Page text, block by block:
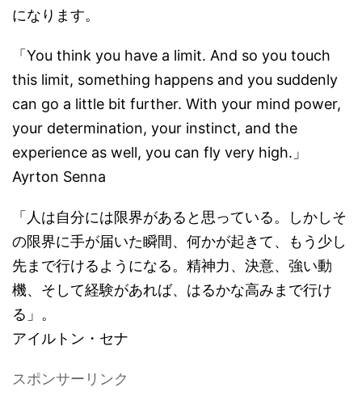
になります。
「You think you have a limit. And so you touch
this limit, something happens and you suddenly
can go a little bit further. With your mind power,
your determination, your instinct, and the
experience as well, you can fly very high.」
Ayrton Senna
「人は自分には限界があると思っている。しかしそ
の限界に手が届いた瞬間、何かが起きて、もう少し
先まで行けるようになる。精神力、決意、強い動
機、そして経験があれば、はるかな高みまで行け
る」。
アイルトン・セナ
スポンサーリンク